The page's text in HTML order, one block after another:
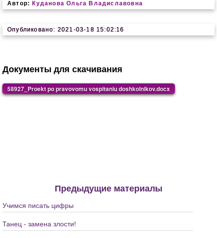
Автор: Куданова Ольга Владиславовна
Опубликовано: 2021-03-18 15:02:16
Документы для скачивания
58927_Proekt po pravovomu vospitaniu doshkolnikov.docx
Предыдущие материалы
Учимся писать цифры
Танец - замена злости!